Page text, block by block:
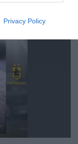
Privacy Policy